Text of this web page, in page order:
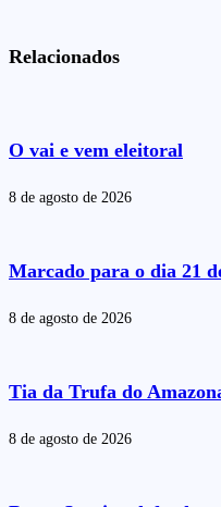
Relacionados
O vai e vem eleitoral
8 de agosto de 2026
Marcado para o dia 21
8 de agosto de 2026
Tia da Trufa do
8 de agosto de 2026